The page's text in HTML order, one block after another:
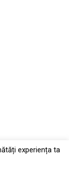
experiența ta